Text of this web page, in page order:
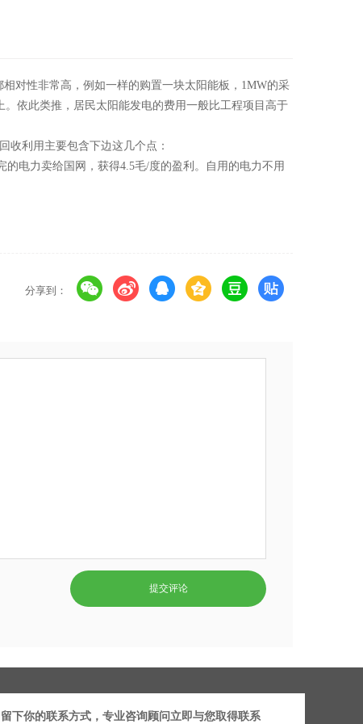
对性非常高，例如一样的购置一块太阳能板，1MW的采
依此类推，居民太阳能发电的费用一般比工程项目高于
收利用主要包含下边这几个点：
电力卖给国网，获得4.5毛/度的盈利。自用的电力不用
分享到：
留下你的联系方式，专业咨询顾问立即与您取得联系